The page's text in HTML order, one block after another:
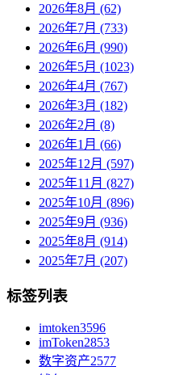
2026年8月 (62)
2026年7月 (733)
2026年6月 (990)
2026年5月 (1023)
2026年4月 (767)
2026年3月 (182)
2026年2月 (8)
2026年1月 (66)
2025年12月 (597)
2025年11月 (827)
2025年10月 (896)
2025年9月 (936)
2025年8月 (914)
2025年7月 (207)
标签列表
imtoken3596
imToken2853
数字资产2577